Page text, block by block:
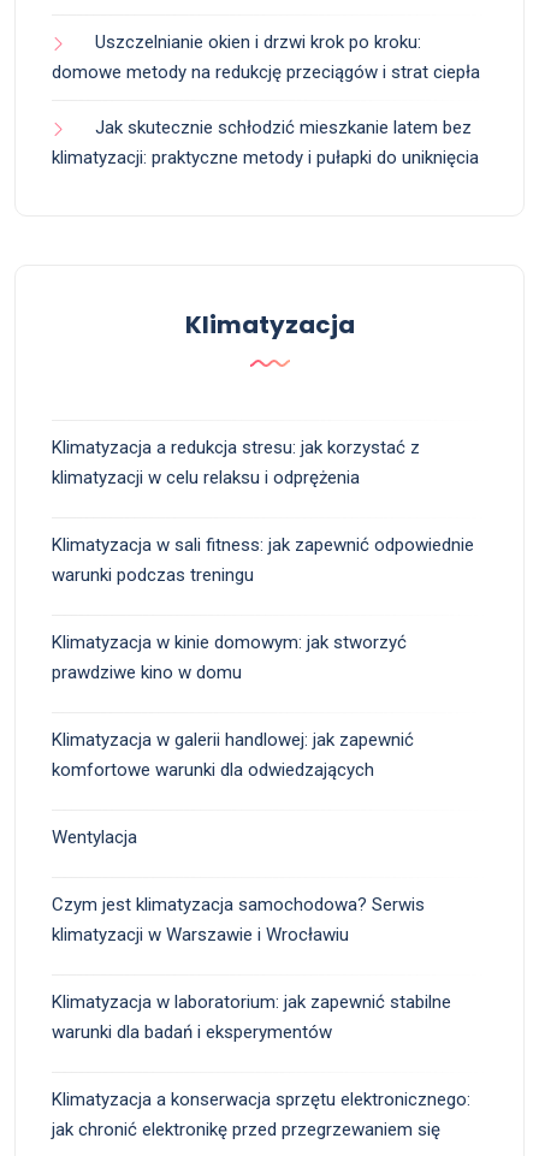
Uszczelnianie okien i drzwi krok po kroku:
domowe metody na redukcję przeciągów i strat ciepła
Jak skutecznie schłodzić mieszkanie latem bez
klimatyzacji: praktyczne metody i pułapki do uniknięcia
Klimatyzacja
Klimatyzacja a redukcja stresu: jak korzystać z
klimatyzacji w celu relaksu i odprężenia
Klimatyzacja w sali fitness: jak zapewnić odpowiednie
warunki podczas treningu
Klimatyzacja w kinie domowym: jak stworzyć
prawdziwe kino w domu
Klimatyzacja w galerii handlowej: jak zapewnić
komfortowe warunki dla odwiedzających
Wentylacja
Czym jest klimatyzacja samochodowa? Serwis
klimatyzacji w Warszawie i Wrocławiu
Klimatyzacja w laboratorium: jak zapewnić stabilne
warunki dla badań i eksperymentów
Klimatyzacja a konserwacja sprzętu elektronicznego:
jak chronić elektronikę przed przegrzewaniem się